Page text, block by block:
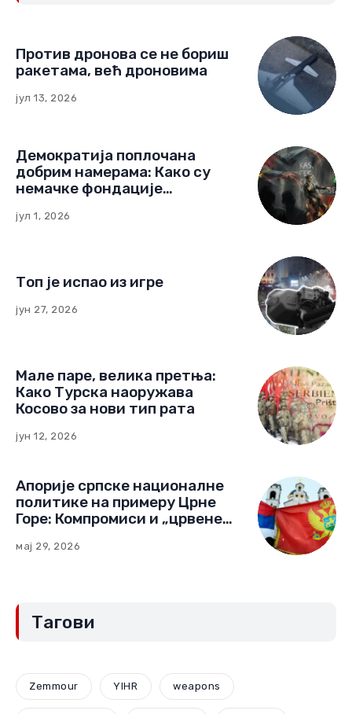
Против дронова се не бориш
ракетама, већ дроновима
јул 13, 2026
Демократија поплочана
добрим намерама: Како су
немачке фондације
Црној Гори
јул 1, 2026
Топ је испао из игре
јун 27, 2026
Мале паре, велика претња:
Како Турска наоружава
Косово за нови тип рата
јун 12, 2026
Апорије српске националне
политике на примеру Црне
Горе: Компромиси и „црвене
мај 29, 2026
Тагови
Zemmour YIHR weapons